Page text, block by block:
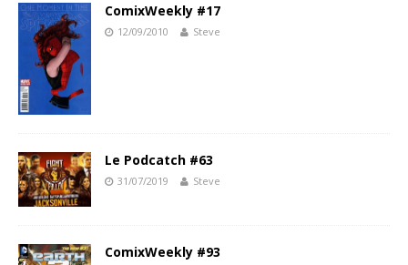
ComixWeekly #17
12/09/2010 Steve
Le Podcatch #63
31/07/2019 Steve
ComixWeekly #93